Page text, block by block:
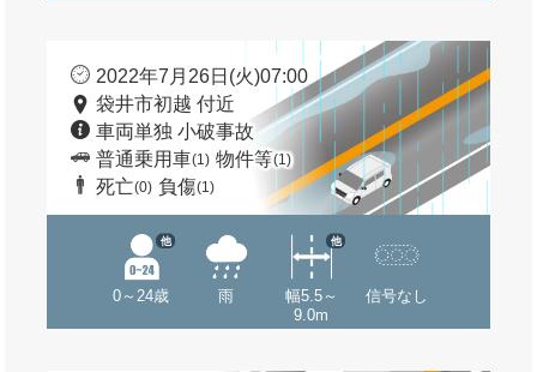
2022年7月26日(火)07:00
袋井市初越 付近
車両単独 小破事故
普通乗用車(1) 物件等(1)
死亡(0) 負傷(1)
0～24歳
他
雨
幅5.5～
9.0m
他
信号なし